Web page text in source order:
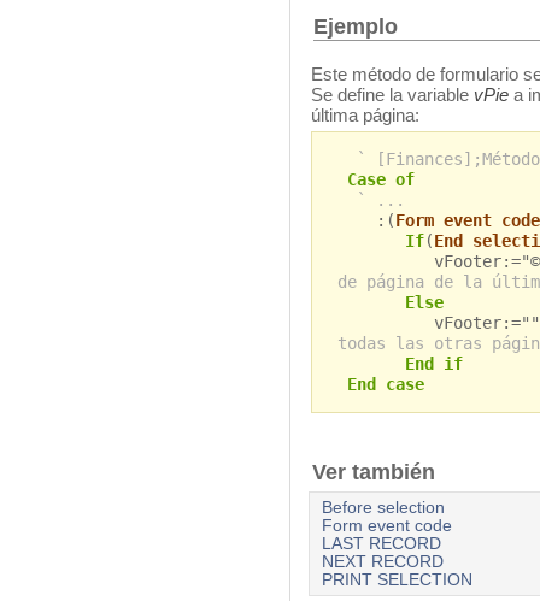
Ejemplo
Este método de formulario
Se define la variable vPie a
última página:
`
Case of
` ...
:(Form event code
If(End
de página de la
Else
todas las otras
End if
End case
Ver también
Before selection
Form event code
LAST RECORD
NEXT RECORD
PRINT SELECTION